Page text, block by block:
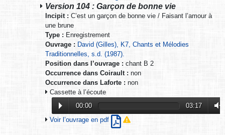
Version 104 : Garçon de bonne vie
Incipit : C’est un garçon de bonne vie / Faisant l’amour à
une brune
Type : Enregistrement
Ouvrage : David (Gilles), K7, Chants et Mélodies
Traditionnelles, s.d. (1987).
Position dans l’ouvrage : chant B 2
Occurrence dans Coirault : non
Occurrence dans Laforte : non
Cassette à l’écoute
00:00
03:17
Voir l’ouvrage en pdf